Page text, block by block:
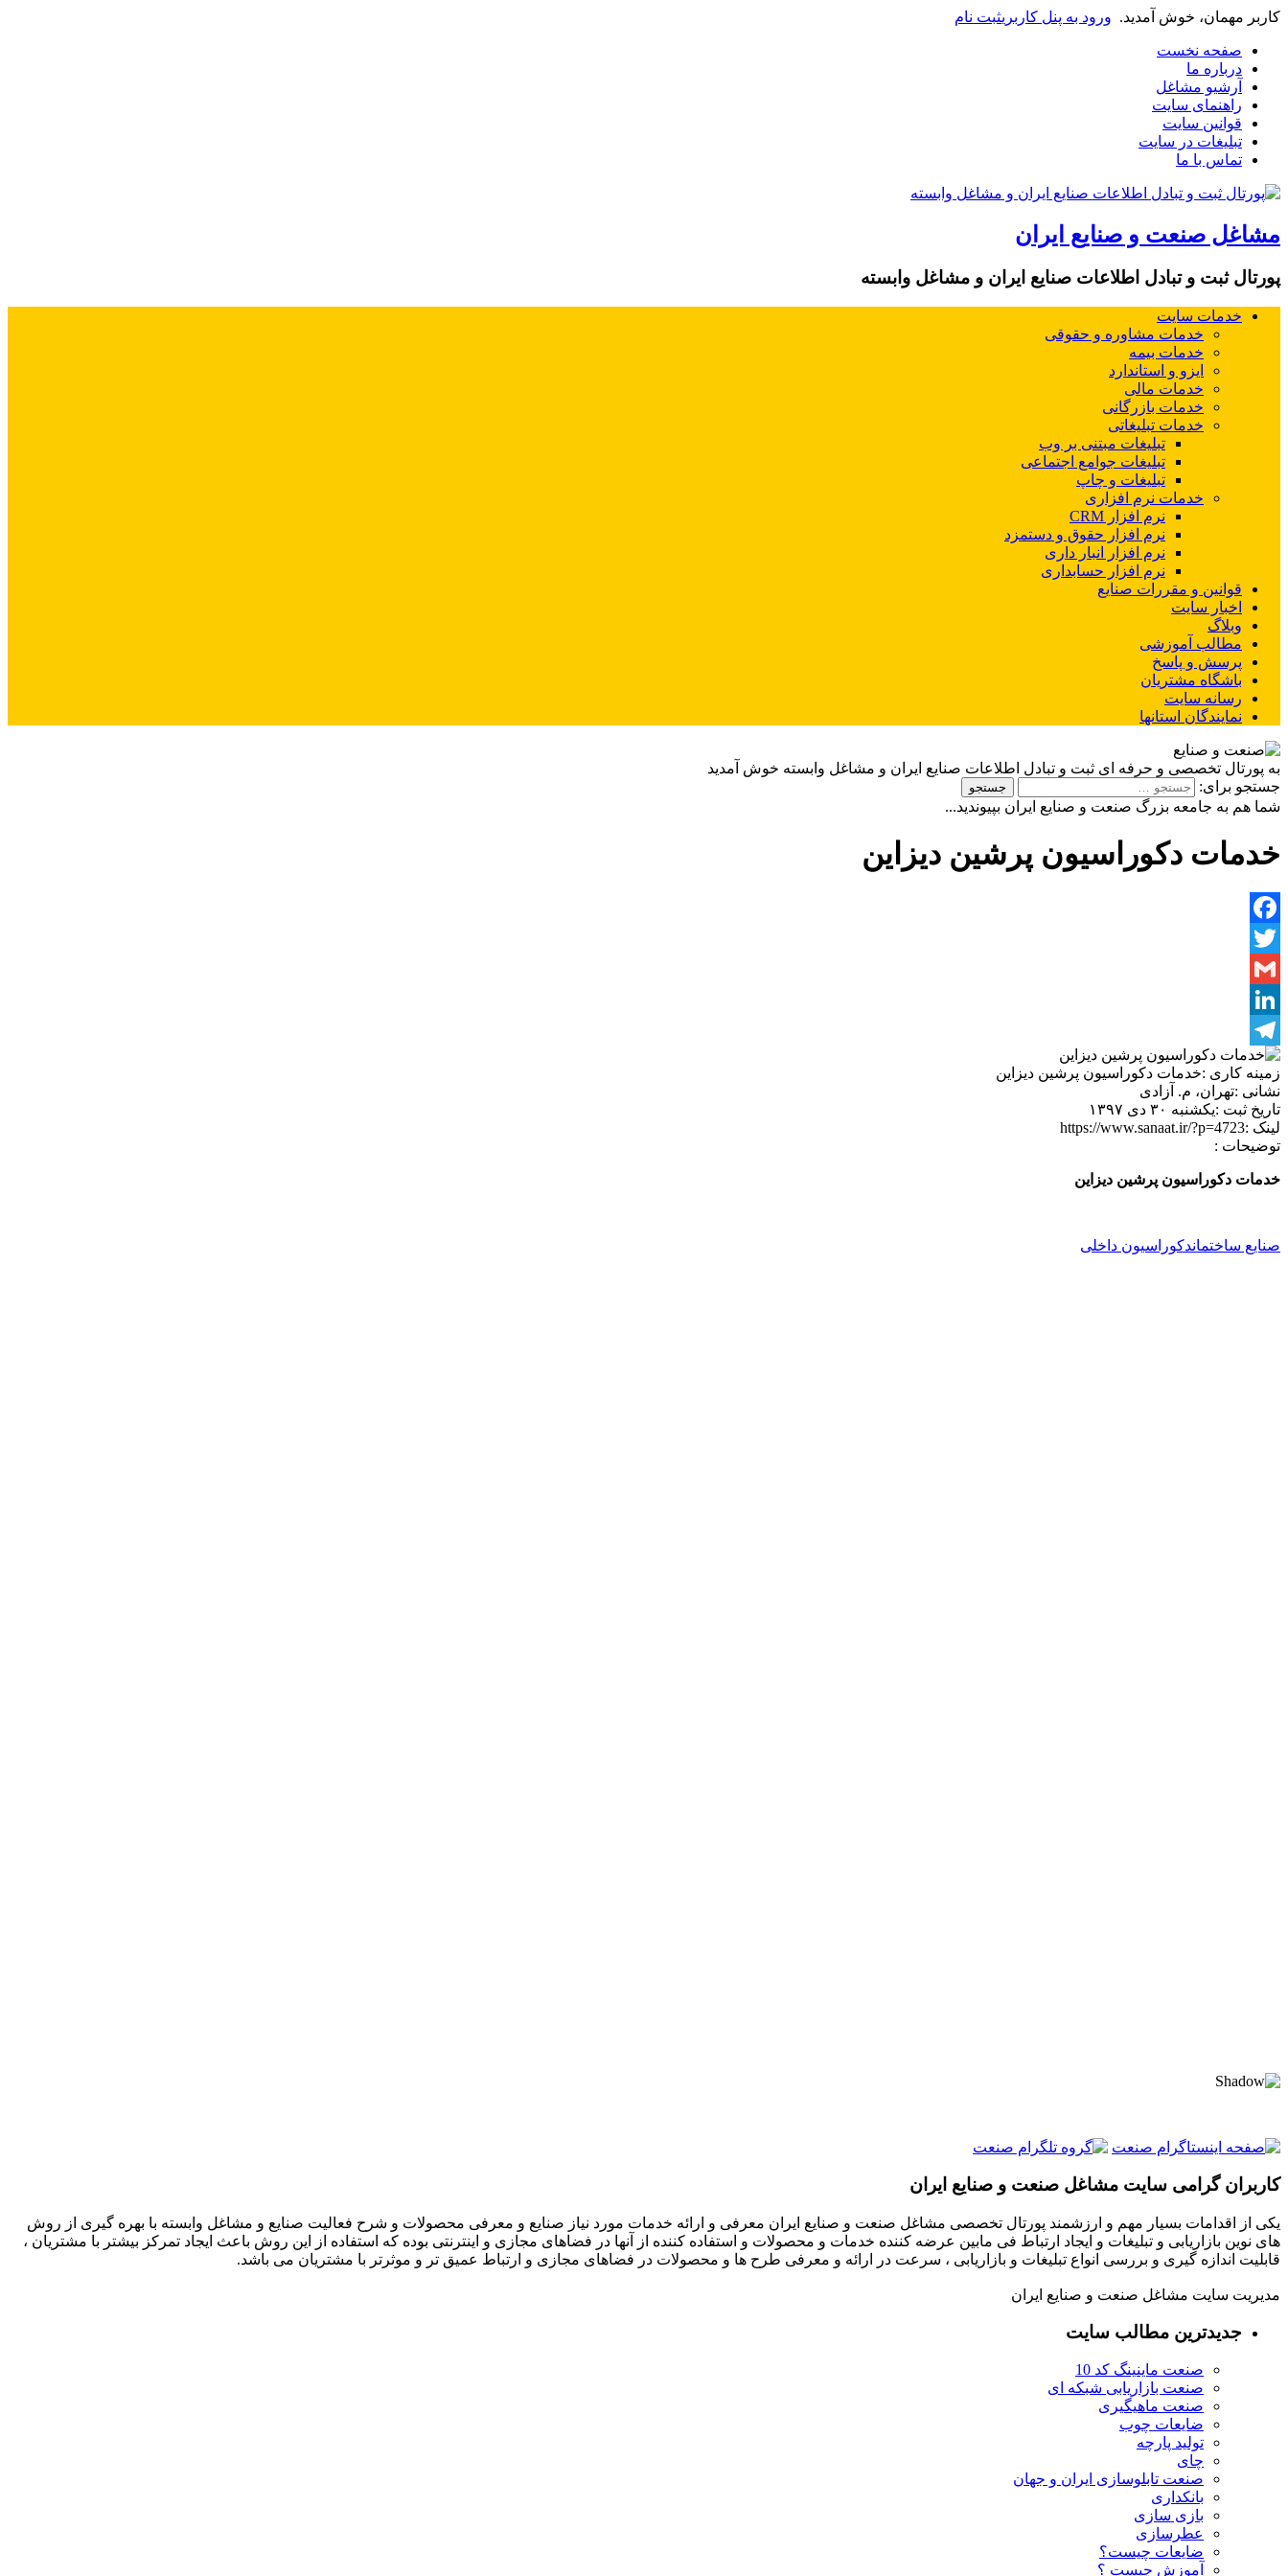
کاربر مهمان، خوش آمدید. ورود به پنل کاربریثبت نام
صفحه نخست
درباره ما
آرشیو مشاغل
راهنمای سایت
قوانین سایت
تبلیغات در سایت
تماس با ما
مشاغل صنعت و صنایع ایران
پورتال ثبت و تبادل اطلاعات صنایع ایران و مشاغل وابسته
خدمات سایت
خدمات مشاوره و حقوقی
خدمات بیمه
ایزو و استاندارد
خدمات مالی
خدمات بازرگانی
خدمات تبلیغاتی
تبلیغات مبتنی بر وب
تبلیغات جوامع اجتماعی
تبلیغات و چاپ
خدمات نرم افزاری
نرم افزار CRM
نرم افزار حقوق و دستمزد
نرم افزار انبار داری
نرم افزار حسابداری
قوانین و مقررات صنایع
اخبار سایت
وبلاگ
مطالب آموزشی
پرسش و پاسخ
باشگاه مشتریان
رسانه سایت
نمایندگان استانها
به پورتال تخصصی و حرفه ای ثبت و تبادل اطلاعات صنایع ایران و مشاغل وابسته خوش آمدید
جستجو برای:
شما هم به جامعه بزرگ صنعت و صنایع ایران بپیوندید...
خدمات دکوراسیون پرشین دیزاین
Facebook
Twitter
Gmail
LinkedIn
Telegram
زمینه کاری :خدمات دکوراسیون پرشین دیزاین
نشانی :تهران، م. آزادی
تاریخ ثبت :یکشنبه ۳۰ دی ۱۳۹۷
لینک :https://www.sanaat.ir/?p=4723
توضیحات :
خدمات دکوراسیون پرشین دیزاین
صنایع ساختماندکوراسیون داخلی
کاربران گرامی سایت مشاغل صنعت و صنایع ایران
یکی از اقدامات بسیار مهم و ارزشمند پورتال تخصصی مشاغل صنعت و صنایع ایران معرفی و ارائه خدمات مورد نیاز صنایع و معرفی محصولات و شرح فعالیت صنایع و مشاغل وابسته با بهره گیری از روش
های نوین بازاریابی و تبلیغات و ایجاد ارتباط فی مابین عرضه کننده خدمات و محصولات و استفاده کننده از آنها در فضاهای مجازی و اینترنتی بوده که استفاده از این روش باعث ایجاد تمرکز بیشتر با مشتریان ،
قابلیت اندازه گیری و بررسی انواع تبلیغات و بازاریابی ، سرعت در ارائه و معرفی طرح ها و محصولات در فضاهای مجازی و ارتباط عمیق تر و موثرتر با مشتریان می باشد.
مدیریت سایت مشاغل صنعت و صنایع ایران
جدیدترین مطالب سایت
صنعت ماینینگ کد 10
صنعت بازاریابی شبکه ای
صنعت ماهیگیری
ضایعات چوب
تولید پارچه
چای
صنعت تابلوسازی ایران و جهان
بانکداری
بازی سازی
عطرسازی
ضایعات چیست؟
آموزش چیست ؟